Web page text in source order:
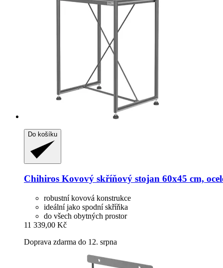
Do košíku
Chihiros Kovový skříňový stojan 60x45 cm,
robustní kovová konstrukce
ideální jako spodní skříňka
do všech obytných prostor
11 339,00 Kč
Doprava zdarma do 12. srpna